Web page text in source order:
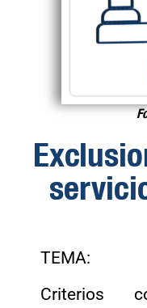
TEMA:
Criterios